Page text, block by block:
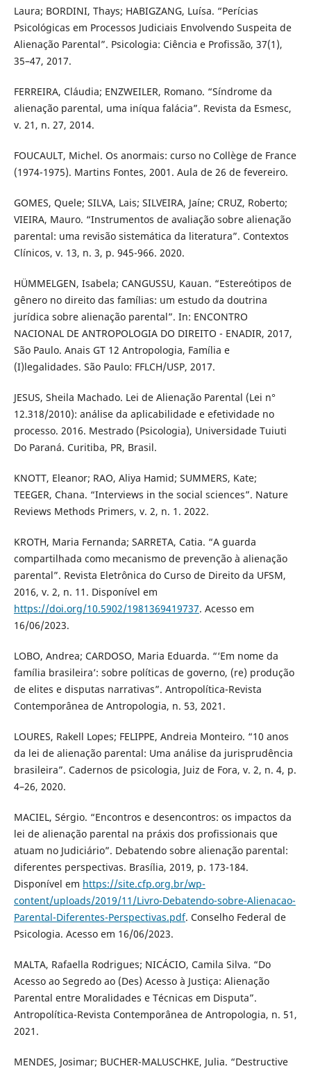
Laura; BORDINI, Thays; HABIGZANG, Luísa. “Perícias
Psicológicas em Processos Judiciais Envolvendo Suspeita de
Alienação Parental”. Psicologia: Ciência e Profissão, 37(1),
35–47, 2017.
FERREIRA, Cláudia; ENZWEILER, Romano. “Síndrome da
alienação parental, uma iníqua falácia”. Revista da Esmesc,
v. 21, n. 27, 2014.
FOUCAULT, Michel. Os anormais: curso no Collège de France
(1974-1975). Martins Fontes, 2001. Aula de 26 de fevereiro.
GOMES, Quele; SILVA, Lais; SILVEIRA, Jaíne; CRUZ, Roberto;
VIEIRA, Mauro. “Instrumentos de avaliação sobre alienação
parental: uma revisão sistemática da literatura”. Contextos
Clínicos, v. 13, n. 3, p. 945-966. 2020.
HÜMMELGEN, Isabela; CANGUSSU, Kauan. “Estereótipos de
gênero no direito das famílias: um estudo da doutrina
jurídica sobre alienação parental”. In: ENCONTRO
NACIONAL DE ANTROPOLOGIA DO DIREITO - ENADIR, 2017,
São Paulo. Anais GT 12 Antropologia, Família e
(I)legalidades. São Paulo: FFLCH/USP, 2017.
JESUS, Sheila Machado. Lei de Alienação Parental (Lei n°
12.318/2010): análise da aplicabilidade e efetividade no
processo. 2016. Mestrado (Psicologia), Universidade Tuiuti
Do Paraná. Curitiba, PR, Brasil.
KNOTT, Eleanor; RAO, Aliya Hamid; SUMMERS, Kate;
TEEGER, Chana. “Interviews in the social sciences”. Nature
Reviews Methods Primers, v. 2, n. 1. 2022.
KROTH, Maria Fernanda; SARRETA, Catia. “A guarda
compartilhada como mecanismo de prevenção à alienação
parental”. Revista Eletrônica do Curso de Direito da UFSM,
2016, v. 2, n. 11. Disponível em
https://doi.org/10.5902/1981369419737. Acesso em
16/06/2023.
LOBO, Andrea; CARDOSO, Maria Eduarda. “‘Em nome da
família brasileira’: sobre políticas de governo, (re) produção
de elites e disputas narrativas”. Antropolítica-Revista
Contemporânea de Antropologia, n. 53, 2021.
LOURES, Rakell Lopes; FELIPPE, Andreia Monteiro. “10 anos
da lei de alienação parental: Uma análise da jurisprudência
brasileira”. Cadernos de psicologia, Juiz de Fora, v. 2, n. 4, p.
4–26, 2020.
MACIEL, Sérgio. “Encontros e desencontros: os impactos da
lei de alienação parental na práxis dos profissionais que
atuam no Judiciário”. Debatendo sobre alienação parental:
diferentes perspectivas. Brasília, 2019, p. 173-184.
Disponível em https://site.cfp.org.br/wp-
content/uploads/2019/11/Livro-Debatendo-sobre-Alienacao-
Parental-Diferentes-Perspectivas.pdf. Conselho Federal de
Psicologia. Acesso em 16/06/2023.
MALTA, Rafaella Rodrigues; NICÁCIO, Camila Silva. “Do
Acesso ao Segredo ao (Des) Acesso à Justiça: Alienação
Parental entre Moralidades e Técnicas em Disputa”.
Antropolítica-Revista Contemporânea de Antropologia, n. 51,
2021.
MENDES, Josimar; BUCHER-MALUSCHKE, Julia. “Destructive